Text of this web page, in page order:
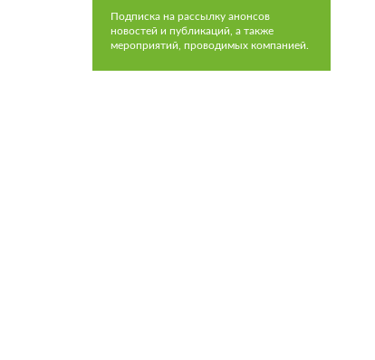
Подписка на рассылку анонсов
новостей и публикаций, а также
мероприятий, проводимых компанией.